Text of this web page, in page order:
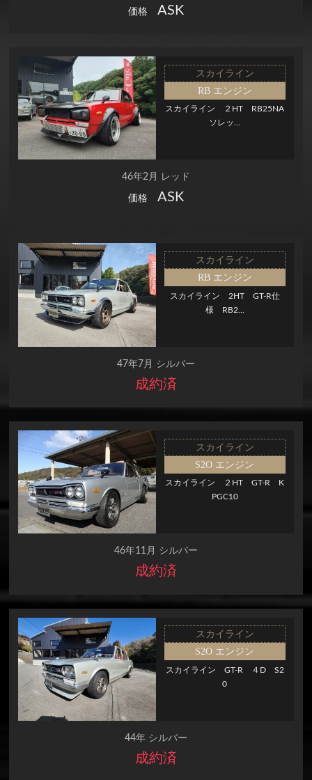
価格 ASK
スカイライン
RB エンジン
スカイライン ２HT RB25NA
ソレッ...
46年2月 レッド
価格 ASK
スカイライン
RB エンジン
スカイライン 2HT GT-R仕
様 RB2...
47年7月 シルバー
成約済
スカイライン
S2O エンジン
スカイライン ２HT GT-R K
PGC10
46年11月 シルバー
成約済
スカイライン
S2O エンジン
スカイライン GT-R ４D S2
0
44年 シルバー
成約済